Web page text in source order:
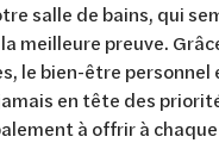
salle de bains, qui
meilleure preuve.
le bien-être personnel
en tête des
à offrir à